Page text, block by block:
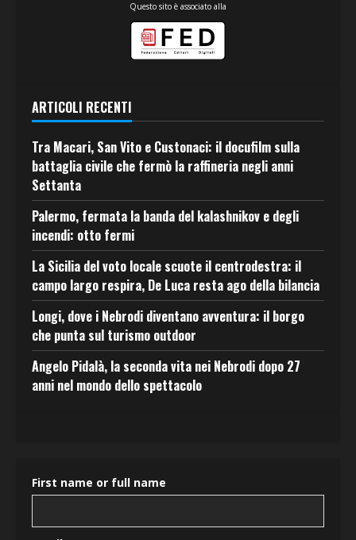
Questo sito è associato alla
ARTICOLI RECENTI
Tra Macari, San Vito e Custonaci: il docufilm sulla
battaglia civile che fermò la raffineria negli anni
Settanta
Palermo, fermata la banda del kalashnikov e degli
incendi: otto fermi
La Sicilia del voto locale scuote il centrodestra: il
campo largo respira, De Luca resta ago della bilancia
Longi, dove i Nebrodi diventano avventura: il borgo
che punta sul turismo outdoor
Angelo Pidalà, la seconda vita nei Nebrodi dopo 27
anni nel mondo dello spettacolo
First name or full name